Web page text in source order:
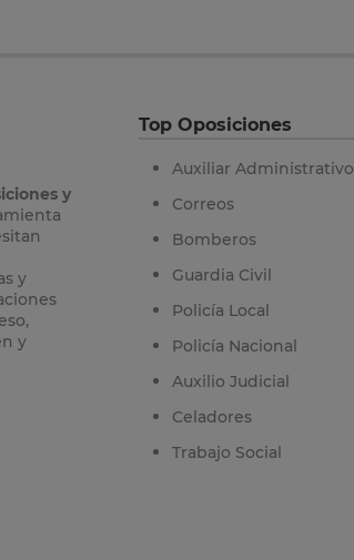
y
y
y
Top Oposiciones
Auxiliar Administrativo
Correos
Bomberos
Guardia Civil
Policía Local
Policía Nacional
Auxilio Judicial
Celadores
Trabajo Social